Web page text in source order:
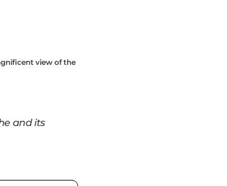
view of the
and its